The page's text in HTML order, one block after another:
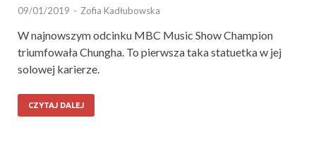
09/01/2019 - Zofia Kadłubowska
W najnowszym odcinku MBC Music Show Champion
triumfowała Chungha. To pierwsza taka statuetka w jej
solowej karierze.
CZYTAJ DALEJ